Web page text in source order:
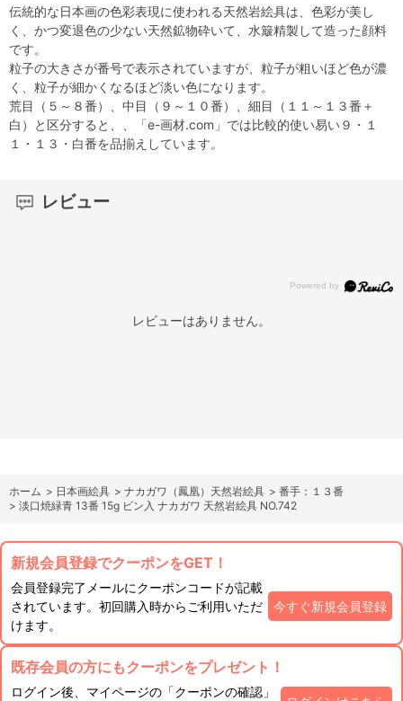
伝統的な日本画の色彩表現に使われる天然岩絵具は、色彩が美し
く、かつ変退色の少ない天然鉱物砕いて、水簸精製して造った顔料
です。
粒子の大きさが番号で表示されていますが、粒子が粗いほど色が濃
く、粒子が細かくなるほど淡い色になります。
荒目（５～８番）、中目（９～１０番）、細目（１１～１３番＋
白）と区分すると、、「e-画材.com」では比較的使い易い９・１
１・１３・白番を品揃えしています。
レビュー
レビューはありません。
ホーム > 日本画絵具 > ナカガワ（鳳凰）天然岩絵具 > 番手：１３番
> 淡口焼緑青 13番 15g ビン入 ナカガワ 天然岩絵具 NO.742
新規会員登録でクーポンをGET！
会員登録完了メールにクーポンコードが記載
されています。初回購入時からご利用いただ
けます。
今すぐ新規会員登録
既存会員の方にもクーポンをプレゼント！
ログイン後、マイページの「クーポンの確認」